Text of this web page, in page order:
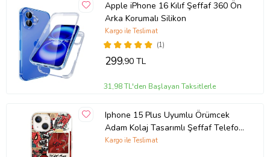
Apple iPhone 16 Kılıf Şeffaf 360 Ön
Arka Korumalı Silikon
(1)
Kargo ile Teslimat
299,90 TL
31,98 TL'den Başlayan Taksitlerle
Iphone 15 Plus Uyumlu Örümcek
Adam Kolaj Tasarımlı Şeffaf Telefon
Kılıfı
Kargo ile Teslimat